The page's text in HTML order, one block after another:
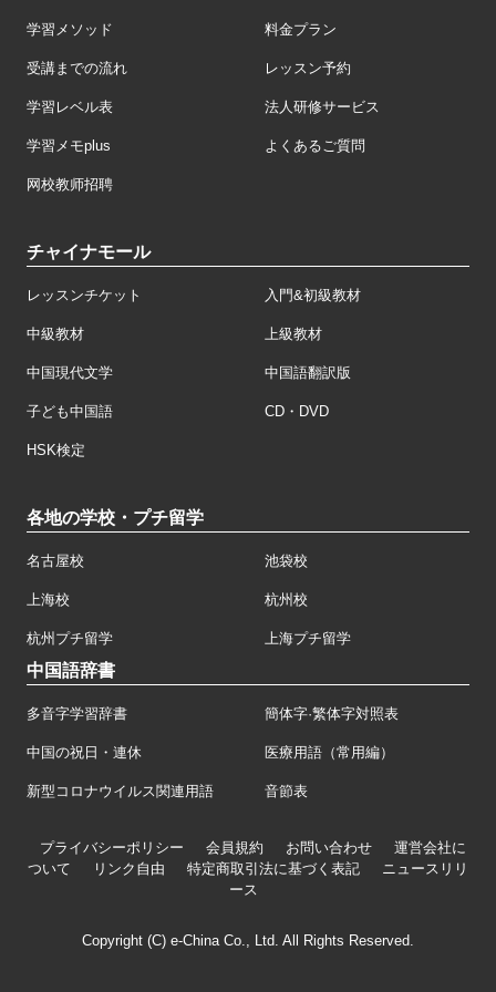
学習メソッド 料金プラン
受講までの流れ レッスン予約
学習レベル表 法人研修サービス
学習メモplus よくあるご質問
网校教师招聘
チャイナモール
レッスンチケット 入門&初級教材
中級教材 上級教材
中国現代文学 中国語翻訳版
子ども中国語 CD・DVD
HSK検定
各地の学校・プチ留学
名古屋校 池袋校
上海校 杭州校
杭州プチ留学 上海プチ留学
中国語辞書
多音字学習辞書 簡体字·繁体字対照表
中国の祝日・連休 医療用語（常用編）
新型コロナウイルス関連用語 音節表
プライバシーポリシー 会員規約 お問い合わせ
運営会社に
ついて
リンク自由 特定商取引法に基づく表記
ニュースリリ
ース
Copyright (C) e-China Co., Ltd. All Rights Reserved.